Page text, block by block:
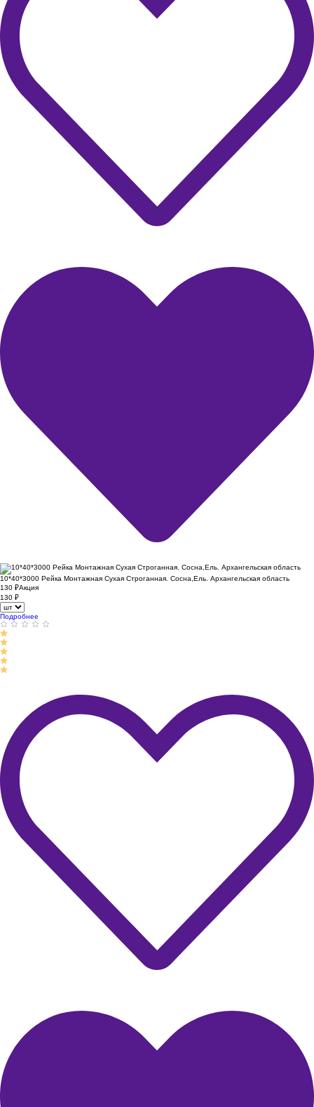
10*40*3000 Рейка Монтажная Сухая Строганная. Сосна,Ель. Архангельская область
130 ₽Акция
130 ₽
Подробнее